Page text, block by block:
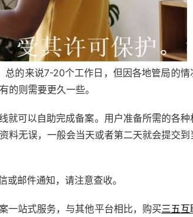
的来说7-20个工作日，但因各地管局的情
的则需要更久一些。
就可以自助完成备案。用户准备所需的各种
料无误，一般会当天或者第二天就会提交到
或邮件通知，请注意查收。
一站式服务，与其他平台相比，购买三五互